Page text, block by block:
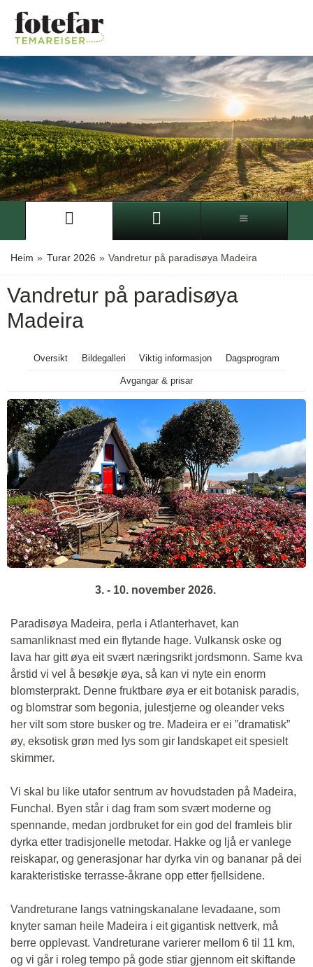
Heim » Turar 2026 » Vandretur på paradisøya Madeira
Vandretur på paradisøya
Madeira
Oversikt Bildegalleri Viktig informasjon Dagsprogram
Avgangar & prisar
3. - 10. november 2026.
Paradisøya Madeira, perla i Atlanterhavet, kan
samanliknast med ein flytande hage. Vulkansk oske og
lava har gitt øya eit svært næringsrikt jordsmonn. Same kva
årstid vi vel å besøkje øya, så kan vi nyte ein enorm
blomsterprakt. Denne fruktbare øya er eit botanisk paradis,
og blomstrar som begonia, julestjerne og oleander veks
her vilt som store busker og tre. Madeira er ei ”dramatisk”
øy, eksotisk grøn med lys som gir landskapet eit spesielt
skimmer.
Vi skal bu like utafor sentrum av hovudstaden på Madeira,
Funchal. Byen står i dag fram som svært moderne og
spennande, medan jordbruket for ein god del framleis blir
dyrka etter tradisjonelle metodar. Hakke og ljå er vanlege
reiskapar, og generasjonar har dyrka vin og bananar på dei
karakteristiske terrasse-åkrane opp etter fjellsidene.
Vandreturane langs vatningskanalane levadaane, som
knyter saman heile Madeira i eit gigantisk nettverk, må
berre opplevast. Vandreturane varierer mellom 6 til 11 km,
og vi går i roleg tempo på gode stiar gjennom eit skiftande